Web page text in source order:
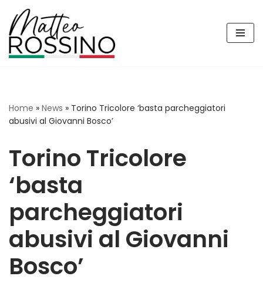
Vai
al
contenuto
Home » News » Torino Tricolore ‘basta parcheggiatori
abusivi al Giovanni Bosco’
Torino Tricolore
‘basta
parcheggiatori
abusivi al Giovanni
Bosco’